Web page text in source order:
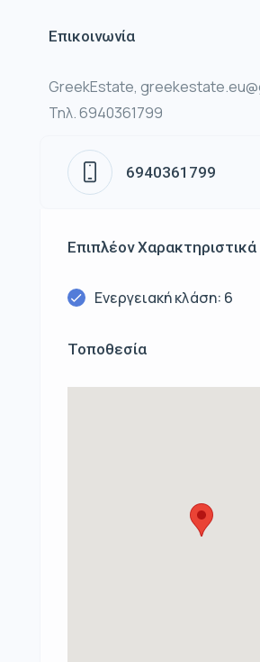
Επικοινωνία
GreekEstate,
Τηλ. 6940361799
6940361799
Επιπλέον Χαρακτηριστικά
Ενεργειακή κλάση: 6
Τοποθεσία